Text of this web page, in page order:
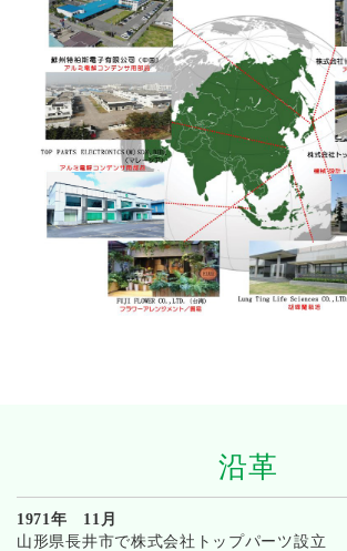
沿革
1971年 11月
山形県長井市で株式会社トップパーツ設立